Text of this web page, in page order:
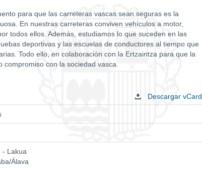
para que las carreteras vascas sean seguras es la
En nuestras carreteras conviven vehículos a motor,
todos ellos. Además, estudiamos lo que suceden en las
deportivas y las escuelas de conductores al tiempo que
Todo ello, en colaboración con la Ertzaintza para que la
con la sociedad vasca.
Descargar vCard
- Lakua
Álava